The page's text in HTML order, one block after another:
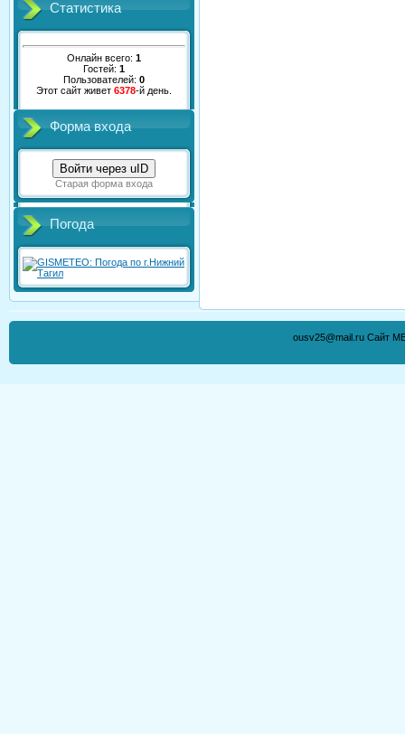
Статистика
Онлайн всего: 1
Гостей: 1
Пользователей: 0
Этот сайт живет 6378-й день.
Форма входа
Войти через uID
Старая форма входа
Погода
ousv25@mail.ru Сайт